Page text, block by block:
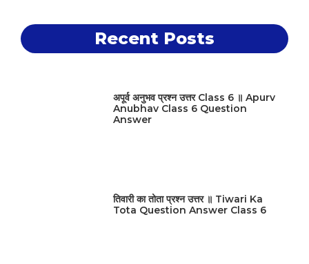
Recent Posts
अपूर्व अनुभव प्रश्न उत्तर Class 6 ॥ Apurv
Anubhav Class 6 Question
Answer
तिवारी का तोता प्रश्न उत्तर ॥ Tiwari Ka
Tota Question Answer Class 6